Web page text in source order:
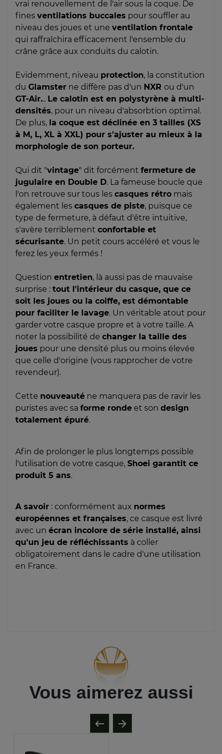
vrai renouvellement de l'air sous la coque. De
fines ventilations buccales pour souffler au
niveau des joues et une ventilation frontale
qui raffraîchira efficacement l'ensemble du
crâne grâce aux conduits du calotin.
Evidemment, niveau protection, la constitution
du Glamster ne diffère pas d'un NXR ou d'un
GT-Air... Le calotin est en polystyrène à multi-
densités, pour un niveau d'absorbtion optimal.
De plus, la coque est déclinée en 3 tailles (XS
à M, L, XL à XXL) pour s'ajuster au mieux à la
morphologie de son porteur.
Qui dit "vintage" dit forcément fermeture de
jugulaire en Double D. La fameuse boucle que
l'on retrouve sur tous les casques rétro mais
également les casques de piste, puisque ce
type de fermeture, à défaut d'être intuitive,
s'avère terriblement confortable et
sécurisante. Un petit cours accéléré et vous le
ferez les yeux fermés !
Question entretien, là aussi pas de mauvaise
surprise : tout l'intérieur du casque, que ce
soit les joues ou la coiffe, est démontable
pour faciliter le lavage. Un véritable atout pour
garder votre casque propre et à votre taille. A
noter la possibilité de changer la taille des
joues pour une densité plus ou moins élevée
que celle d'origine (vous rapprocher de votre
revendeur).
Cette nouveauté ne manquera pas de ravir les
puristes avec sa forme ronde et son design
totalement épuré.
Afin de prolonger le plus longtemps possible
l'utilisation de votre casque, Shoei garantit ce
produit 5 ans.
A savoir : conformément aux normes
européennes et françaises, ce casque est livré
avec un écran incolore de série installé, ainsi
qu'un jeu de réfléchissants à coller
obligatoirement dans le cadre d'une utilisation
en France.
Vous aimerez aussi
 arrow_forward